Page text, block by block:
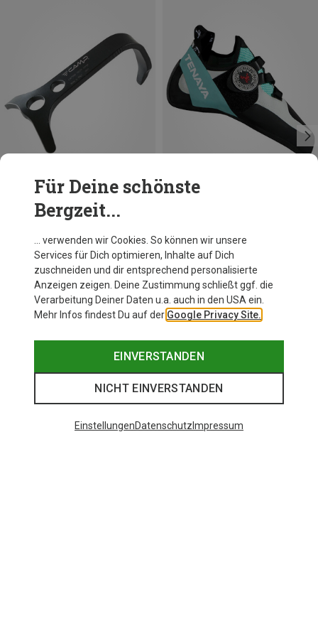
Du sparst bis 16%
Für Deine schönste
Bergzeit...
… verwenden wir Cookies. So können wir unsere
Services für Dich optimieren, Inhalte auf Dich
zuschneiden und dir entsprechend personalisierte
Anzeigen zeigen. Deine Zustimmung schließt ggf. die
Verarbeitung Deiner Daten u.a. auch in den USA ein.
Mehr Infos findest Du auf der Google Privacy Site.
EINVERSTANDEN
NICHT EINVERSTANDEN
EinstellungenDatenschutz Impressum